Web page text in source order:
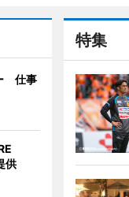
特集
仕事
供